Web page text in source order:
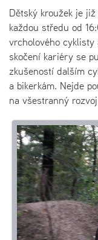
Dětský kroužek je
každou středu od
vrcholového cyklisty
skočení kariéry se
zkušeností dalším
a bikerkám. Nejde
na všestranný